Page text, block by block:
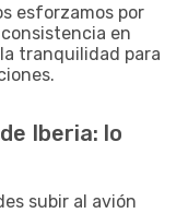
esforzamos por
en
tranquilidad para
Iberia: lo
subir al avión